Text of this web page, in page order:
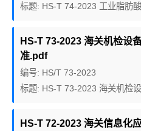
标题: HS-T 74-2023 工业脂肪
HS-T 73-2023 海关机检设
准.pdf
编号: HS/T 73-2023
标题: HS-T 73-2023 海关机检
HS-T 72-2023 海关信息化